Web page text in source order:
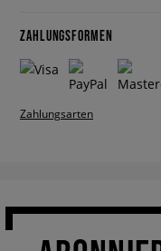
ZAHLUNGSFORMEN
Zahlungsarten